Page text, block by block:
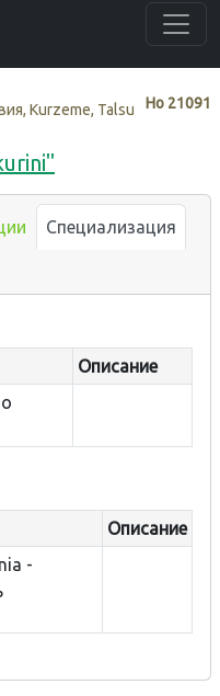
Нo 21091
Kurzeme, Talsu
Специализация
Описание
Описание
-